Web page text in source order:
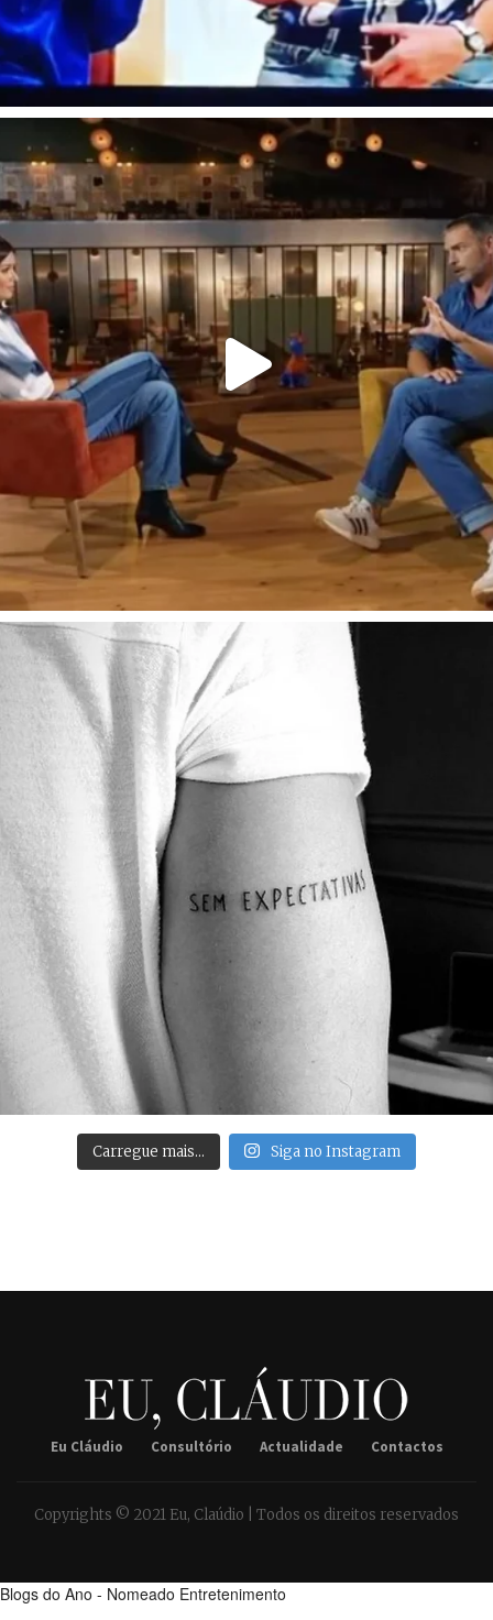
Carregue mais… Siga no Instagram
Eu Cláudio Consultório Actualidade Contactos
Copyrights © 2021 Eu, Claúdio | Todos os direitos reservados
Blogs do Ano - Nomeado Entretenimento